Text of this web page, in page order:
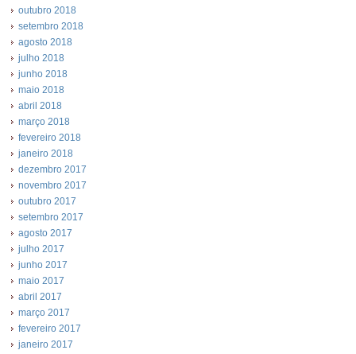
outubro 2018
setembro 2018
agosto 2018
julho 2018
junho 2018
maio 2018
abril 2018
março 2018
fevereiro 2018
janeiro 2018
dezembro 2017
novembro 2017
outubro 2017
setembro 2017
agosto 2017
julho 2017
junho 2017
maio 2017
abril 2017
março 2017
fevereiro 2017
janeiro 2017